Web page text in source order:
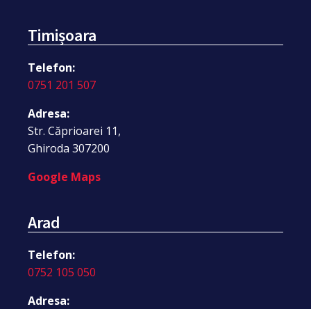
Timișoara
Telefon:
0751 201 507
Adresa:
Str. Căprioarei 11,
Ghiroda 307200
Google Maps
Arad
Telefon:
0752 105 050
Adresa: